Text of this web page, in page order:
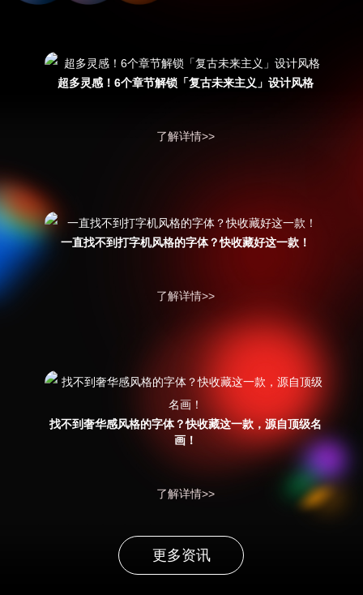
超多灵感！6个章节解锁「复古未来主义」设计风格
了解详情>>
一直找不到打字机风格的字体？快收藏好这一款！
了解详情>>
找不到奢华感风格的字体？快收藏这一款，源自顶级名
画！
了解详情>>
更多资讯